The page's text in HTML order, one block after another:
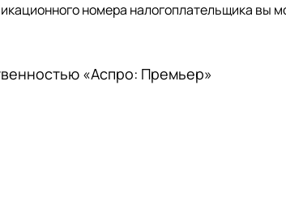
номера налогоплательщика вы
«Аспро: Премьер»